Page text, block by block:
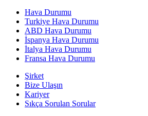
Hava Durumu
Turkiye Hava Durumu
ABD Hava Durumu
İspanya Hava Durumu
İtalya Hava Durumu
Fransa Hava Durumu
Şirket
Bize Ulaşın
Kariyer
Sıkça Sorulan Sorular